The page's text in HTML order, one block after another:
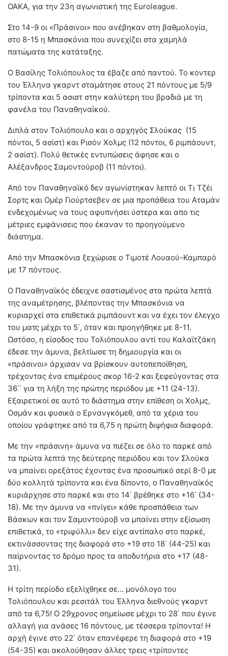
ΟΑΚΑ, για την 23η αγωνιστική της Euroleague.
Στο 14-9 οι «Πράσινοι» που ανέβηκαν στη βαθμολογία,
στο 8-15 η Μπασκόνια που συνεχίζει στα χαμηλά
πατώματα της κατάταξης.
Ο Βασίλης Τολιόπουλος τα έβαζε από παντού. Το κοντερ
του Έλληνα γκαρντ σταμάτησε στους 21 πόντους με 5/9
τρίποντα και 5 ασιστ στην καλύτερη του βραδιά με τη
φανέλα του Παναθηναϊκού.
Διπλά στον Τολιόπουλο και ο αρχηγός Σλούκας (15
πόντοι, 5 ασίστ) και Ρισόν Χολμς (12 πόντοι, 6 ριμπάουντ,
2 ασίστ). Πολύ θετικές εντυπώσεις άφησε και ο
Αλέξανδρος Σαμοντούροβ (11 πόντοι).
Από τον Παναθηναϊκό δεν αγωνίστηκαν λεπτό οι Τι Τζέι
Σορτς και Ομέρ Γιούρτσεβεν σε μια προπάθεια του Αταμάν
ενδεχομένως να τους αφυπνήσει ύστερα και απο τις
μέτριες εμφάνισεις που έκαναν το προηγούμενο
διάστημα.
Από την Μπασκόνια ξεχώρισε ο Τιμοτέ Λουαού-Καμπαρό
με 17 πόντους.
Ο Παναθηναϊκός έδειχνε σαστισμένος στα πρώτα λεπτά
της αναμέτρησης, βλέποντας την Μπασκόνια να
κυριαρχεί στα επιθετικά ριμπάουντ και να έχει τον έλεγχο
του ματς μέχρι το 5΄, όταν και προηγήθηκε με 8-11.
Ωστόσο, η είσοδος του Τολιόπουλου αντί του Καλαϊτζάκη
έδεσε την άμυνα, βελτίωσε τη δημιουργία και οι
«πράσινοι» άρχισαν να βρίσκουν αυτοπεποίθηση,
τρέχοντας ένα επιμέρους σκορ 16-2 και ξεφεύγοντας στα
36΄΄ για τη λήξη της πρώτης περιόδου με +11 (24-13).
Εξαιρετικοί σε αυτό το διάστημα στην επίθεση οι Χολμς,
Οσμάν και φυσικά ο Ερνανγκόμεθ, από τα χέρια του
οποίου γράφτηκε από τα 6,75 η πρώτη διψήφια διαφορά.
Με την «πράσινη» άμυνα να πιέζει σε όλο το παρκέ από
τα πρώτα λεπτά της δεύτερης περιόδου και τον Σλούκα
να μπαίνει ορεξάτος έχοντας ένα προσωπικό σερί 8-0 με
δύο κολλητά τρίποντα και ένα δίποντο, ο Παναθηναϊκός
κυριάρχησε στο παρκέ και στο 14΄ βρέθηκε στο +16΄ (34-
18). Με την άμυνα να «πνίγει» κάθε προσπάθεια των
Βάσκων και τον Σαμοντούροβ να μπαίνει στην εξίσωση
επιθετικά, το «τριφύλλι» δεν είχε αντίπαλο στο παρκέ,
εκτινάσσοντας της διαφορά στο +19 στο 18΄ (44-25) και
παίρνοντας το δρόμο προς τα αποδυτήρια στο +17 (48-
31).
Η τρίτη περίοδο εξελίχθηκε σε… μονόλογο του
Τολιόπουλου και ρεσιτάλ του Έλληνα διεθνούς γκαρντ
από τα 6,75! Ο 29χρονος σημείωσε μέχρι το 28΄ που έγινε
αλλαγή για ανάσες 16 πόντους, με τέσσερα τρίποντα! Η
αρχή έγινε στο 22΄ όταν επανέφερε τη διαφορά στο +19
(54-35) και ακολούθησαν άλλες τρεις «τρίποντες